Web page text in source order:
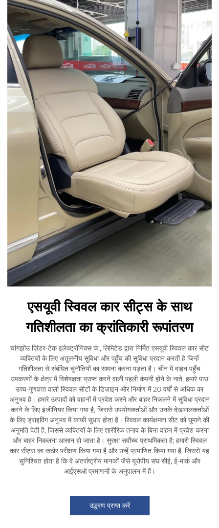
एसयूवी स्विवल कार सीट्स के साथ
गतिशीलता का क्रांतिकारी रूपांतरण
चांगझोउ ज़िंडर-टेक इलेक्ट्रॉनिक्स कं., लिमिटेड द्वारा निर्मित एसयूवी स्विवल कार सीट
व्यक्तियों के लिए अतुलनीय सुविधा और पहुँच की सुविधा प्रदान करती है जिन्हें
गतिशीलता से संबंधित चुनौतियों का सामना करना पड़ता है। चीन में वाहन पहुँच
उपकरणों के क्षेत्र में विशेषज्ञता प्राप्त करने वाली पहली कंपनी होने के नाते, हमारे पास
उच्च-गुणवत्ता वाली स्विवल सीटों के डिज़ाइन और निर्माण में 20 वर्षों से अधिक का
अनुभव है। हमारे उत्पादों को वाहनों में प्रवेश करने और बाहर निकलने में सुविधा प्रदान
करने के लिए इंजीनियर किया गया है, जिससे उपयोगकर्ताओं और उनके देखभालकर्ताओं
के लिए ड्राइविंग अनुभव में काफी सुधार होता है। स्विवल कार्यक्षमता सीट को घुमाने की
अनुमति देती है, जिससे व्यक्तियों के लिए शारीरिक तनाव के बिना वाहन में प्रवेश करना
और बाहर निकलना आसान हो जाता है। सुरक्षा सर्वोच्च प्राथमिकता है; हमारी स्विवल
कार सीट्स का कठोर परीक्षण किया गया है और उन्हें प्रमाणित किया गया है, जिससे यह
सुनिश्चित होता है कि वे अंतर्राष्ट्रीय मानकों जैसे यूरोपीय संघ सीई, ई-मार्क और
आईएसओ प्रमाणनों के अनुपालन में हैं।
उद्धरण प्राप्त करें